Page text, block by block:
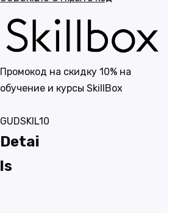
Промокод на скидку 10% на
обучение и курсы SkillBox
GUDSKIL10
Detai
ls